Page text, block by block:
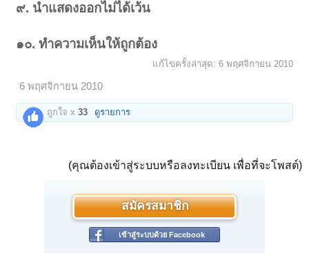
๙. นำแสดงออกไม่ได้เว้น
๑๐. ทำความเห็นให้ถูกต้อง
แก้ไขครั้งล่าสุด: 6 พฤศจิกายน 2010
6 พฤศจิกายน 2010
ถูกใจ x33 ดูรายการ
(คุณต้องเข้าสู่ระบบหรือลงทะเบียน เพื่อที่จะโพสต์)
สมัครสมาชิก
เข้าสู่ระบบด้วย Facebook